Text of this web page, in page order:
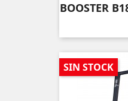
BOOSTER
SIN STOCK